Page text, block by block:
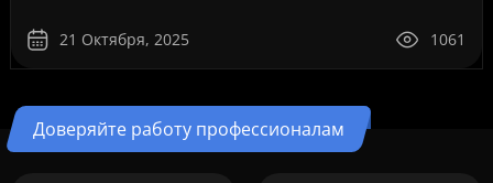
10. Это ..21 Октября, 2025 1061
Доверяйте работу профессионалам